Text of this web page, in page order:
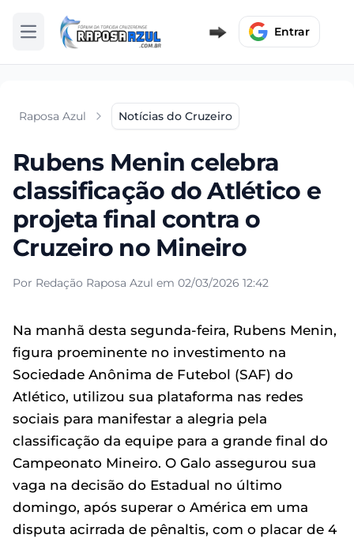
Abrir menu Entrar
Raposa Azul Notícias do Cruzeiro
Rubens Menin celebra
classificação do Atlético e
projeta final contra o
Cruzeiro no Mineiro
Por Redação Raposa Azul em 02/03/2026 12:42
Na manhã desta segunda-feira, Rubens Menin,
figura proeminente no investimento na
Sociedade Anônima de Futebol (SAF) do
Atlético, utilizou sua plataforma nas redes
sociais para manifestar a alegria pela
classificação da equipe para a grande final do
Campeonato Mineiro. O Galo assegurou sua
vaga na decisão do Estadual no último
domingo, após superar o América em uma
disputa acirrada de pênaltis, com o placar de 4